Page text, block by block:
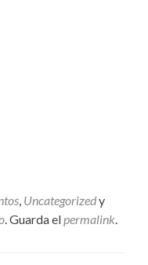
, Uncategorizedy
. Guarda elpermalink.